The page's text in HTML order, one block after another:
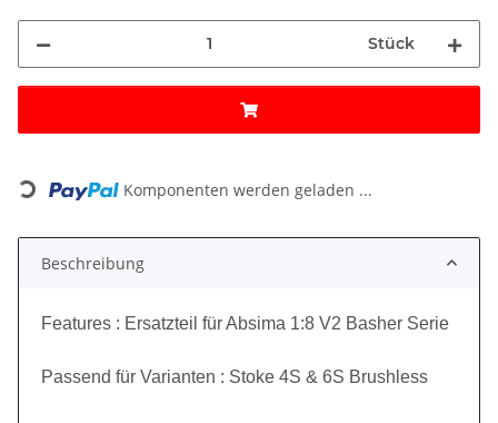
Stück
Loading... Komponenten werden geladen ...
Beschreibung
Features : Ersatzteil für Absima 1:8 V2 Basher Serie
Passend für Varianten : Stoke 4S & 6S Brushless